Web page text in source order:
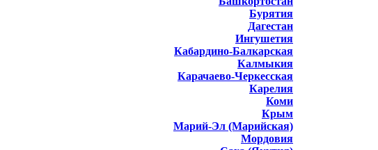
Бурятия
Дагестан
Ингушетия
Кабардино-Балкарская
Калмыкия
Карачаево-Черкесская
Карелия
Коми
Крым
Марий-Эл (Марийская)
Мордовия